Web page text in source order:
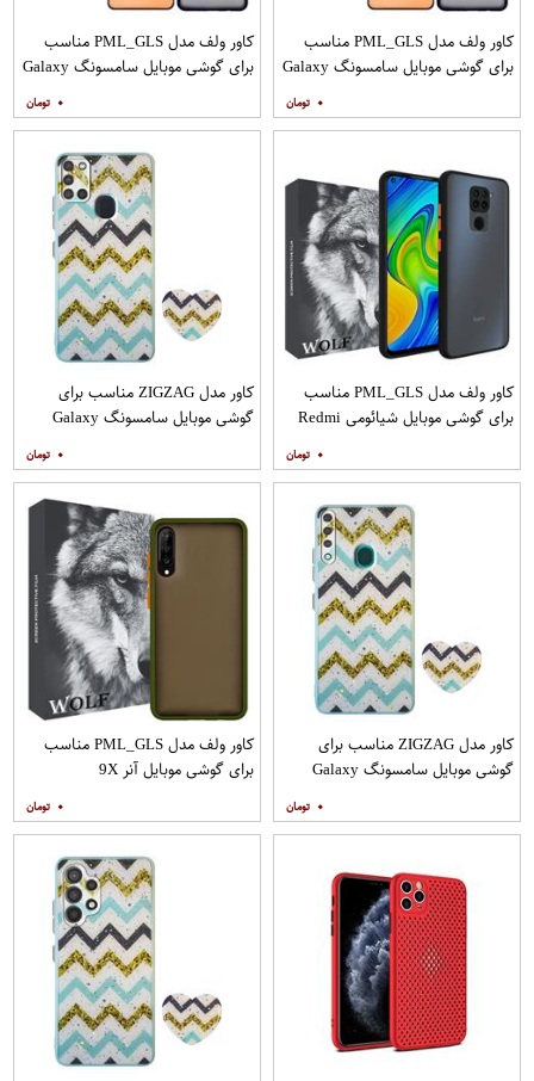
کاور ولف مدل PML_GLS مناسب
برای گوشی موبایل سامسونگ Galaxy
۰
کاور ولف مدل PML_GLS مناسب
برای گوشی موبایل سامسونگ Galaxy
مات
۰
کاور ولف مدل PML_GLS مناسب
برای گوشی موبایل شیائومی Redmi
۰
کاور مدل ZIGZAG مناسب برای
گوشی موبایل سامسونگ Galaxy
۰
کاور مدل ZIGZAG مناسب برای
گوشی موبایل سامسونگ Galaxy
۰
کاور ولف مدل PML_GLS مناسب
برای گوشی موبایل آنر 9X
۰